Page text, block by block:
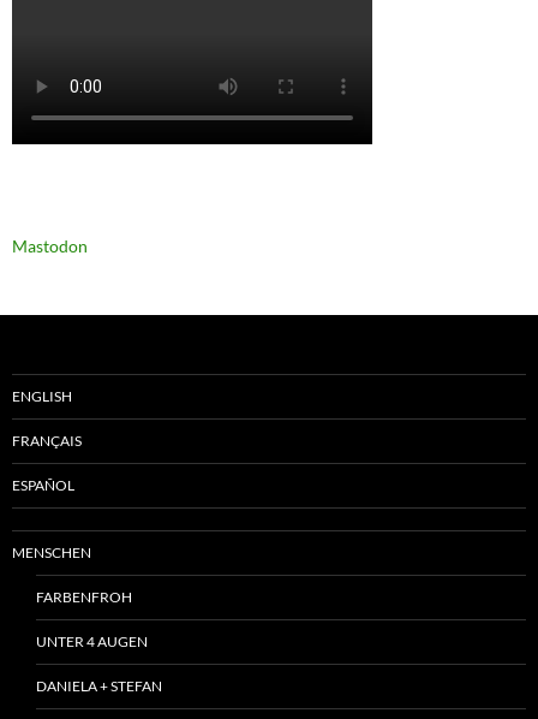
Mastodon
ENGLISH
FRANÇAIS
ESPAÑOL
MENSCHEN
FARBENFROH
UNTER 4 AUGEN
DANIELA + STEFAN